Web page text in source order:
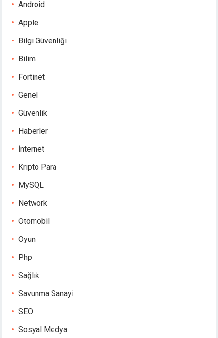
Android
Apple
Bilgi Güvenliği
Bilim
Fortinet
Genel
Güvenlik
Haberler
İnternet
Kripto Para
MySQL
Network
Otomobil
Oyun
Php
Sağlık
Savunma Sanayi
SEO
Sosyal Medya